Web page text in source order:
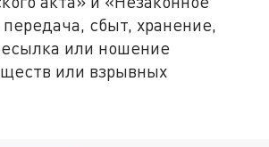
сбыт, хранение,
или ношение
или взрывных